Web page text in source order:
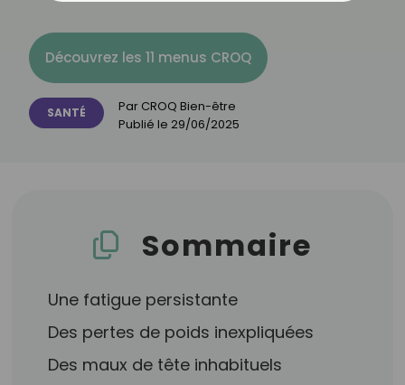
Découvrez les 11 menus CROQ
SANTÉ Par CROQ Bien-être
Publié le 29/06/2025
Sommaire
Une fatigue persistante
Des pertes de poids inexpliquées
Des maux de tête inhabituels